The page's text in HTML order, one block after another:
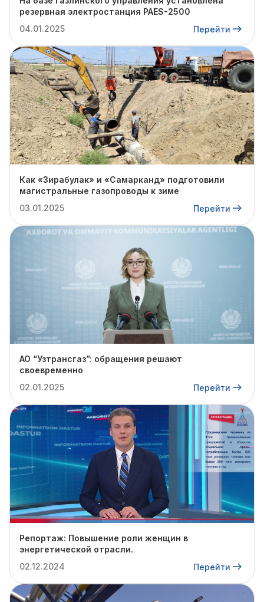
резервная электростанция PAES-2500
04.01.2025
Перейти
Как «Зирабулак» и «Самарканд» подготовили
магистральные газопроводы к зиме
03.01.2025
Перейти
АО “Узтрансгаз”: обращения решают
своевременно
02.01.2025
Перейти
Репортаж: Повышение роли женщин в
энергетической отрасли.
02.12.2024
Перейти